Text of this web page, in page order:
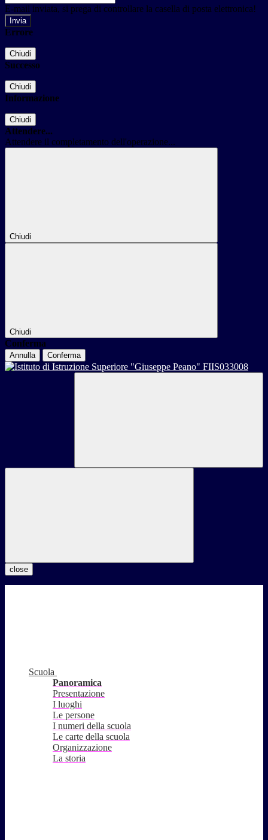
E-mail inviata, si prega di controllare la casella di posta elettronica!
Errore
Chiudi
Successo
Chiudi
Informazione
Chiudi
Attendere...
Attendere il completamento dell'operazione...
Chiudi
Chiudi
Conferma
Annulla Conferma
close
Scuola
Panoramica
Presentazione
I luoghi
Le persone
I numeri della scuola
Le carte della scuola
Organizzazione
La storia